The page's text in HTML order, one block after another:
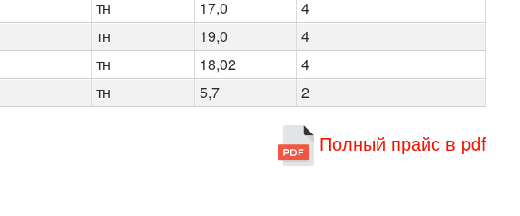
тн 17,0
4
тн 19,0
4
тн 18,02
4
тн 5,7 2
Полный прайс в pdf